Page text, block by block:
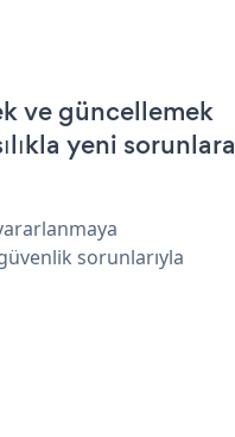
ve güncellemek
yeni sorunlara
sorunlarıyla